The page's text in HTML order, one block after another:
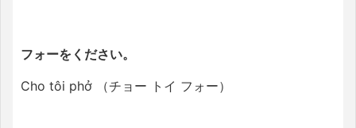
フォーをください。
Cho tôi phở （チョー トイ フォー）